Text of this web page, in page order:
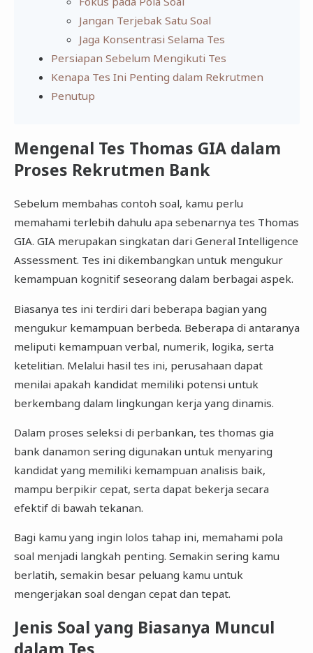
Jangan Terjebak Satu Soal
Jaga Konsentrasi Selama Tes
Persiapan Sebelum Mengikuti Tes
Kenapa Tes Ini Penting dalam Rekrutmen
Penutup
Mengenal Tes Thomas GIA dalam
Proses Rekrutmen Bank
Sebelum membahas contoh soal, kamu perlu
memahami terlebih dahulu apa sebenarnya tes Thomas
GIA. GIA merupakan singkatan dari General Intelligence
Assessment. Tes ini dikembangkan untuk mengukur
kemampuan kognitif seseorang dalam berbagai aspek.
Biasanya tes ini terdiri dari beberapa bagian yang
mengukur kemampuan berbeda. Beberapa di antaranya
meliputi kemampuan verbal, numerik, logika, serta
ketelitian. Melalui hasil tes ini, perusahaan dapat
menilai apakah kandidat memiliki potensi untuk
berkembang dalam lingkungan kerja yang dinamis.
Dalam proses seleksi di perbankan, tes thomas gia
bank danamon sering digunakan untuk menyaring
kandidat yang memiliki kemampuan analisis baik,
mampu berpikir cepat, serta dapat bekerja secara
efektif di bawah tekanan.
Bagi kamu yang ingin lolos tahap ini, memahami pola
soal menjadi langkah penting. Semakin sering kamu
berlatih, semakin besar peluang kamu untuk
mengerjakan soal dengan cepat dan tepat.
Jenis Soal yang Biasanya Muncul